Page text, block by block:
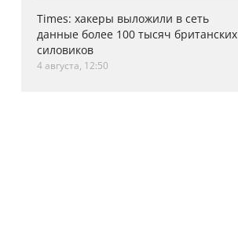
Times: хакеры выложили в сеть
данные более 100 тысяч британских
силовиков
4 августа, 12:50